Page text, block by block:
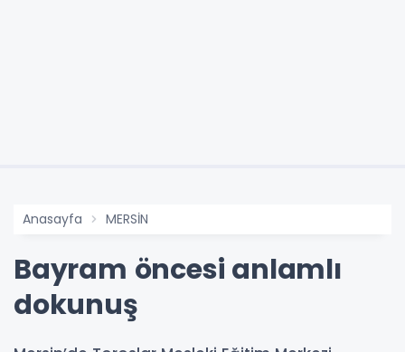
Anasayfa MERSİN
Bayram öncesi anlamlı
dokunuş